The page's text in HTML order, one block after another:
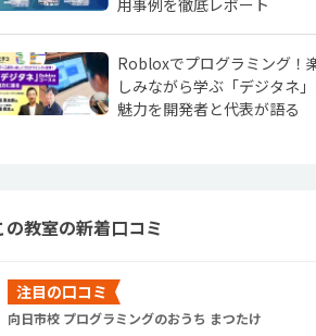
用事例を徹底レポート
Robloxでプログラミング！
しみながら学ぶ「デジタネ
魅力を開発者と代表が語る
の教室の新着口コミ
注目の口コミ
向日市校 プログラミングのおうち まつたけ